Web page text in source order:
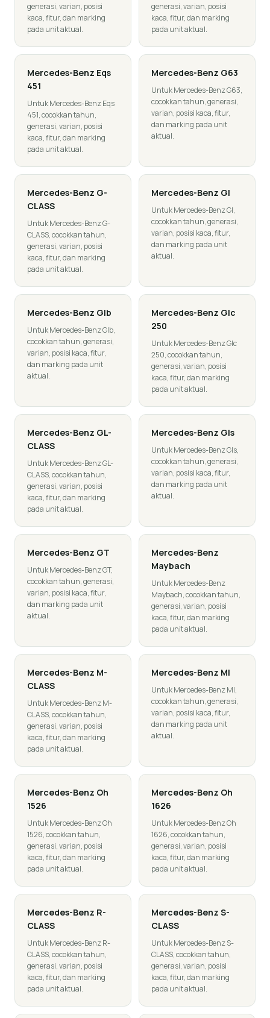
generasi, varian, posisi
kaca, fitur, dan marking
pada unit aktual.
generasi, varian, posisi
kaca, fitur, dan marking
pada unit aktual.
Mercedes-Benz Eqs
451
Untuk Mercedes-Benz Eqs
451, cocokkan tahun,
generasi, varian, posisi
kaca, fitur, dan marking
pada unit aktual.
Mercedes-Benz G63
Untuk Mercedes-Benz G63,
cocokkan tahun, generasi,
varian, posisi kaca, fitur,
dan marking pada unit
aktual.
Mercedes-Benz G-
CLASS
Untuk Mercedes-Benz G-
CLASS, cocokkan tahun,
generasi, varian, posisi
kaca, fitur, dan marking
pada unit aktual.
Mercedes-Benz Gl
Untuk Mercedes-Benz Gl,
cocokkan tahun, generasi,
varian, posisi kaca, fitur,
dan marking pada unit
aktual.
Mercedes-Benz Glb
Untuk Mercedes-Benz Glb,
cocokkan tahun, generasi,
varian, posisi kaca, fitur,
dan marking pada unit
aktual.
Mercedes-Benz Glc
250
Untuk Mercedes-Benz Glc
250, cocokkan tahun,
generasi, varian, posisi
kaca, fitur, dan marking
pada unit aktual.
Mercedes-Benz GL-
CLASS
Untuk Mercedes-Benz GL-
CLASS, cocokkan tahun,
generasi, varian, posisi
kaca, fitur, dan marking
pada unit aktual.
Mercedes-Benz Gls
Untuk Mercedes-Benz Gls,
cocokkan tahun, generasi,
varian, posisi kaca, fitur,
dan marking pada unit
aktual.
Mercedes-Benz GT
Untuk Mercedes-Benz GT,
cocokkan tahun, generasi,
varian, posisi kaca, fitur,
dan marking pada unit
aktual.
Mercedes-Benz
Maybach
Untuk Mercedes-Benz
Maybach, cocokkan tahun,
generasi, varian, posisi
kaca, fitur, dan marking
pada unit aktual.
Mercedes-Benz M-
CLASS
Untuk Mercedes-Benz M-
CLASS, cocokkan tahun,
generasi, varian, posisi
kaca, fitur, dan marking
pada unit aktual.
Mercedes-Benz Ml
Untuk Mercedes-Benz Ml,
cocokkan tahun, generasi,
varian, posisi kaca, fitur,
dan marking pada unit
aktual.
Mercedes-Benz Oh
1526
Untuk Mercedes-Benz Oh
1526, cocokkan tahun,
generasi, varian, posisi
kaca, fitur, dan marking
pada unit aktual.
Mercedes-Benz Oh
1626
Untuk Mercedes-Benz Oh
1626, cocokkan tahun,
generasi, varian, posisi
kaca, fitur, dan marking
pada unit aktual.
Mercedes-Benz R-
CLASS
Untuk Mercedes-Benz R-
CLASS, cocokkan tahun,
generasi, varian, posisi
kaca, fitur, dan marking
pada unit aktual.
Mercedes-Benz S-
CLASS
Untuk Mercedes-Benz S-
CLASS, cocokkan tahun,
generasi, varian, posisi
kaca, fitur, dan marking
pada unit aktual.